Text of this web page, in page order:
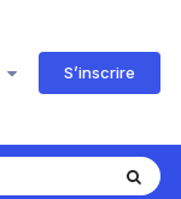
S’inscrire